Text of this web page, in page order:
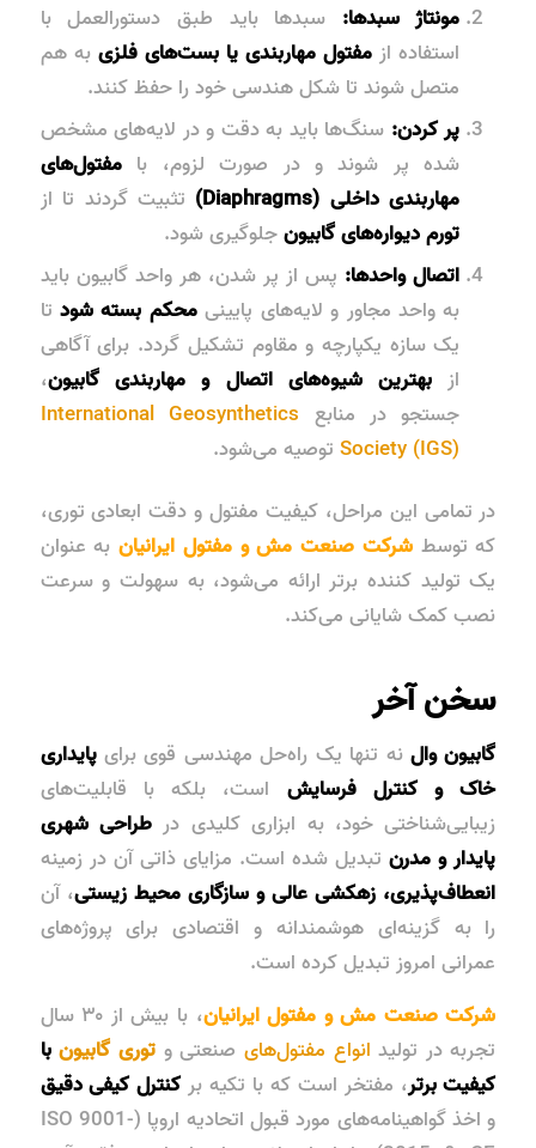
مونتاژ سبدها: سبدها باید طبق دستورالعمل با
استفاده از مفتول مهاربندی یا بست‌های فلزی به هم
متصل شوند تا شکل هندسی خود را حفظ کنند.
پر کردن: سنگ‌ها باید به دقت و در لایه‌های مشخص
شده پر شوند و در صورت لزوم، بامفتول‌های
مهاربندی داخلی (Diaphragms)
تثبیت گردند تا از
تورم دیواره‌های گابیونجلوگیری شود.
اتصال واحدها: پس از پر شدن، هر واحد گابیون باید
به واحد مجاور و لایه‌های پایینیمحکم بسته شودتا
یک سازه یکپارچه و مقاوم تشکیل گردد. برای آگاهی
از بهترین شیوه‌های اتصال و مهاربندی گابیون،
جستجو در منابع International Geosynthetics
Society (IGS)توصیه می‌شود.
در تمامی این مراحل، کیفیت مفتول و دقت ابعادی توری،
که توسطشرکت صنعت مش و مفتول ایرانیانبه عنوان
یک تولید کننده برتر ارائه می‌شود، به سهولت و سرعت
نصب کمک شایانی می‌کند.
سخن آخر
گابیون وال نه تنها یک راه‌حل مهندسی قوی برایپایداری
خاک و کنترل فرسایش است، بلکه با قابلیت‌های
زیبایی‌شناختی خود، به ابزاری کلیدی در طراحی شهری
پایدار و مدرنتبدیل شده است. مزایای ذاتی آن در زمینه
انعطاف‌پذیری، زهکشی عالی و سازگاری محیط زیستی، آن
را به گزینه‌ای هوشمندانه و اقتصادی برای پروژه‌های
عمرانی امروز تبدیل کرده است.
شرکت صنعت مش و مفتول ایرانیان
، با بیش از ۳۰ سال
تجربه در تولید انواع مفتول‌های صنعتی وتوری گابیونبا
کیفیت برتر، مفتخر است که با تکیه برکنترل کیفی دقیق
و اخذ گواهینامه‌های مورد قبول اتحادیه اروپا (ISO 9001-